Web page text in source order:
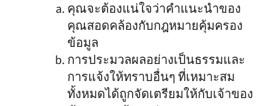
คุณจะต้องแน่ใจว่าคำแนะนำของ
คุณสอดคล้องกับกฎหมายคุ้มครอง
ข้อมูล
การประมวลผลอย่างเป็นธรรมและ
การแจ้งให้ทราบอื่นๆ ที่เหมาะสม
ทั้งหมดได้ถูกจัดเตรียมให้กับเจ้าของ